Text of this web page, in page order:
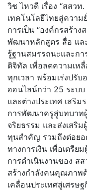
วิช ไหวดี เรื่อง “สสว
เทคโนโลยีไทยสู่ควา
การเป็น “องค์กรสร้าง
พัฒนาหลักสูตร สื่อ แล
รู้ฐานสมรรถนะและก
ดิจิทัล เพื่อลดความเห
ทุกเวลา พร้อมเร่งปรับ
ออนไลน์กว่า 25 ระบ
และต่างประเทศ เสริม
การพัฒนาครูสู่บทบาท
จริยธรรม และส่งเสริ
ทุนสำคัญ รวมถึงต่อย
ทางการเงิน เพื่อเตรีย
การดำเนินงานของ ส
สร้างกำลังคนคุณภาพ
เคลื่อนประเทศสู่เศรษ